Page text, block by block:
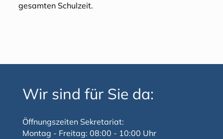
gesamten Schulzeit.
Wir sind für Sie da:
Öffnungszeiten Sekretariat:
Montag - Freitag: 08:00 - 10:00 Uhr